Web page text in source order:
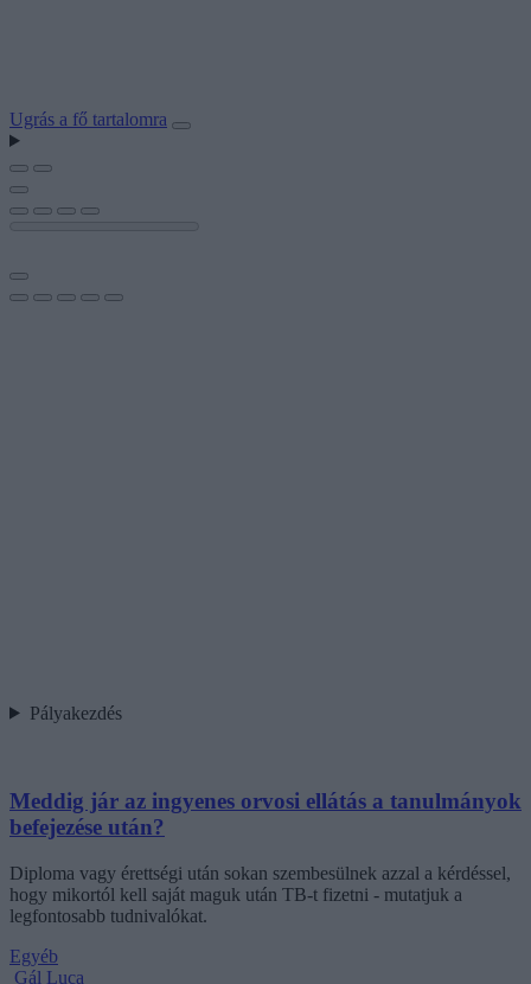
Ugrás a fő tartalomra
Pályakezdés
Meddig jár az ingyenes orvosi ellátás a tanulmányok
befejezése után?
Diploma vagy érettségi után sokan szembesülnek azzal a kérdéssel,
hogy mikortól kell saját maguk után TB-t fizetni - mutatjuk a
legfontosabb tudnivalókat.
Egyéb
Gál Luca